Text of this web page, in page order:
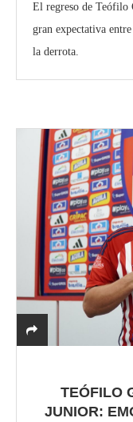
El regreso de Teófilo
gran expectativa
la derrota.
TEÓFILO
JUNIOR: